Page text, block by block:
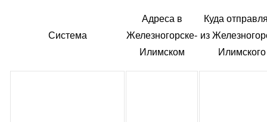
Система
Адреса в
Железногорске-
Илимском
Куда
из
Илимского